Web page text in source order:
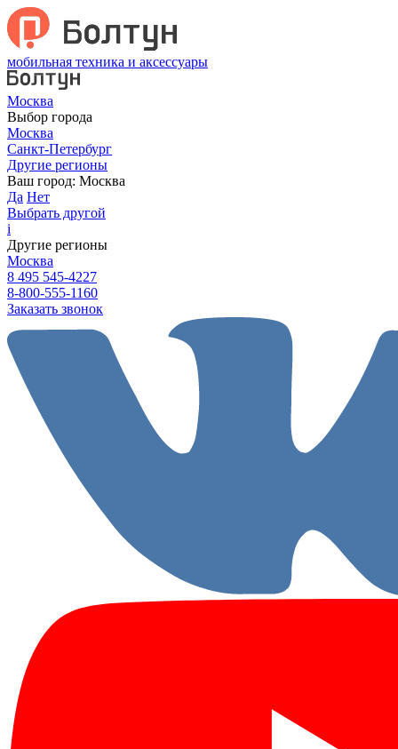
мобильная техника и аксессуары
Москва
Выбор города
Москва
Санкт-Петербург
Другие регионы
Ваш город: Москва
Да Нет
Выбрать другой
i
Другие регионы
Москва
8 495 545-4227
8-800-555-1160
Заказать звонок